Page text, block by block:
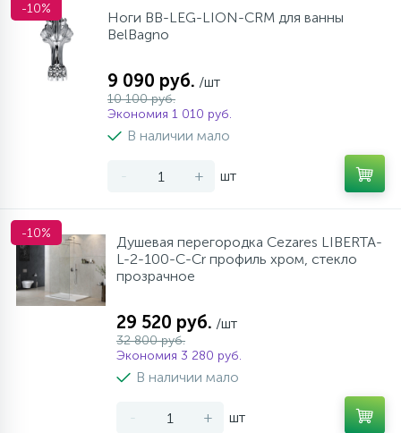
-10%
Ноги BB-LEG-LION-CRM для ванны
BelBagno
9 090 руб. /шт
10 100 руб.
Экономия 1 010 руб.
В наличии мало
- + шт
-10%
Душевая перегородка Cezares LIBERTA-
L-2-100-C-Cr профиль хром, стекло
прозрачное
29 520 руб. /шт
32 800 руб.
Экономия 3 280 руб.
В наличии мало
- + шт